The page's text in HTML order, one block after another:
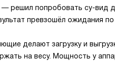
решил попробовать су-вид
превзошёл ожидания
делают загрузку и
на весу. Мощность у